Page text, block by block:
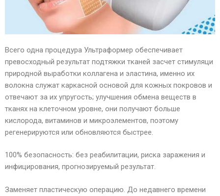
Всего одна процедура Ультраформер обеспечивает
превосходный результат подтяжки тканей засчет стимуляци
природной выработки коллагена и эластина, именно их
волокна служат каркасной основой для кожных покровов и
отвечают за их упругость; улучшения обмена веществ в
тканях на клеточном уровне, они получают больше
кислорода, витаминов и микроэлементов, поэтому
регенерируются или обновляются быстрее.
100% безопасность: без реабилитации, риска заражения и
инфицирования, прогнозируемый результат.
Заменяет пластическую операцию. До недавнего времени